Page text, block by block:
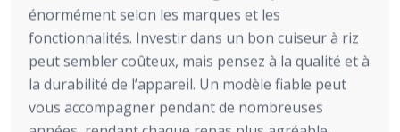
énormément selon les marques et les
fonctionnalités. Investir dans un bon cuiseur à riz
peut sembler coûteux, mais pensez à la qualité et à
la durabilité de l’appareil. Un modèle fiable peut
vous accompagner pendant de nombreuses